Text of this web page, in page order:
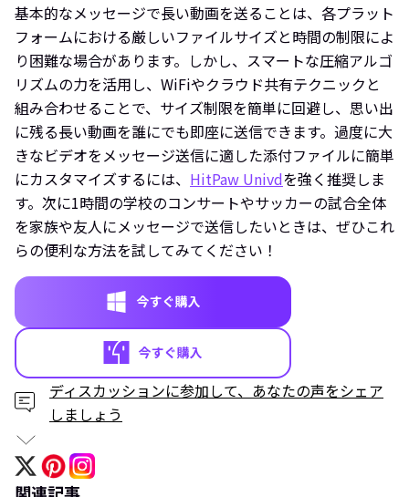
基本的なメッセージで長い動画を送ることは、各プラット
フォームにおける厳しいファイルサイズと時間の制限によ
り困難な場合があります。しかし、スマートな圧縮アルゴ
リズムの力を活用し、WiFiやクラウド共有テクニックと
組み合わせることで、サイズ制限を簡単に回避し、思い出
に残る長い動画を誰にでも即座に送信できます。過度に大
きなビデオをメッセージ送信に適した添付ファイルに簡単
にカスタマイズするには、 HitPaw Univdを強く推奨しま
す。次に1時間の学校のコンサートやサッカーの試合全体
を家族や友人にメッセージで送信したいときは、ぜひこれ
らの便利な方法を試してみてください！
ディスカッションに参加して、あなたの声をシェア
しましょう
関連記事